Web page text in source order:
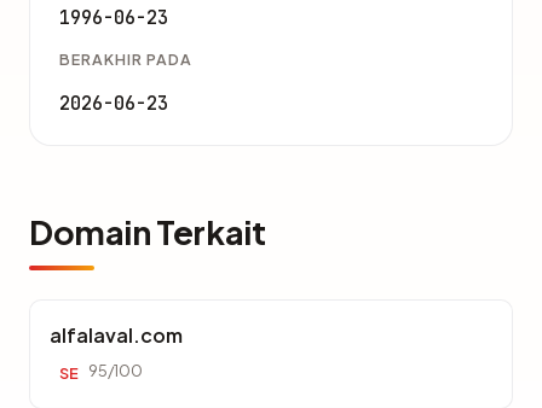
1996-06-23
BERAKHIR PADA
2026-06-23
Domain Terkait
alfalaval.com
SE 95/100